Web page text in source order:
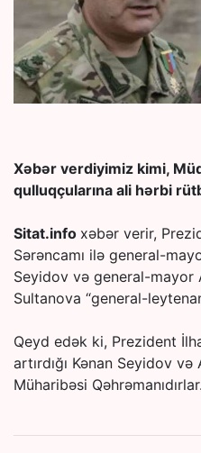
Xəbər verdiyimiz kimi,
qulluqçularına ali hərbi
Sitat.info xəbər verir,
Sərəncamı ilə general-
Seyidov və general-
Sultanova “general-
Qeyd edək ki, Prezident
artırdığı Kənan Seyidov
Müharibəsi Qəhrəmanıdırlar.